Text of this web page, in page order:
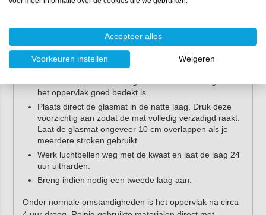
Roer de Roofing MAX B1K goed door tot een egale
Laat het product even rusten zodat eventuele
luchtbellen kunnen ontsnappen. Verdunnen is niet
nodig.
Breng een dunne laag Roofing MAX B1K aan rond de
het oppervlak goed bedekt is.
Plaats direct de glasmat in de natte laag. Druk deze
voorzichtig aan zodat de mat volledig verzadigd raakt.
Laat de glasmat ongeveer 10 cm overlappen als je
meerdere stroken gebruikt.
Werk luchtbellen weg met de kwast en laat de laag 24
uur uitharden.
Breng indien nodig een tweede laag aan.
Onder normale omstandigheden is het oppervlak na circa
Accepteer alles
Voorkeuren instellen Weigeren